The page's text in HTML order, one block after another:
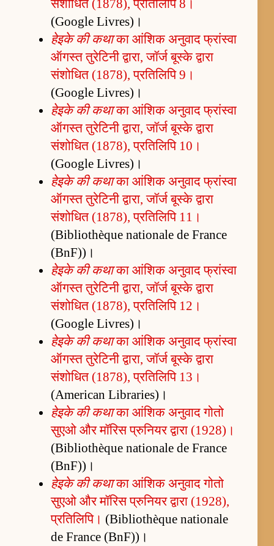
संशोधित (1878), प्रतिलिपि 8।
(Google Livres)।
हेइके की कथाका आंशिक अनुवाद फ्रांस्वा
ऑगस्त तुरेटिनी द्वारा, जॉर्ज बूस्के द्वारा
संशोधित (1878), प्रतिलिपि 9।
(Google Livres)।
हेइके की कथाका आंशिक अनुवाद फ्रांस्वा
ऑगस्त तुरेटिनी द्वारा, जॉर्ज बूस्के द्वारा
संशोधित (1878), प्रतिलिपि 10।
(Google Livres)।
हेइके की कथाका आंशिक अनुवाद फ्रांस्वा
ऑगस्त तुरेटिनी द्वारा, जॉर्ज बूस्के द्वारा
संशोधित (1878), प्रतिलिपि 11।
(Bibliothèque nationale de France
(BnF))।
हेइके की कथाका आंशिक अनुवाद फ्रांस्वा
ऑगस्त तुरेटिनी द्वारा, जॉर्ज बूस्के द्वारा
संशोधित (1878), प्रतिलिपि 12।
(Google Livres)।
हेइके की कथाका आंशिक अनुवाद फ्रांस्वा
ऑगस्त तुरेटिनी द्वारा, जॉर्ज बूस्के द्वारा
संशोधित (1878), प्रतिलिपि 13।
(American Libraries)।
हेइके की कथाका आंशिक अनुवाद गोतो
सुएओ और मॉरिस प्रुनियर द्वारा (1928)।
(Bibliothèque nationale de France
(BnF))।
हेइके की कथाका आंशिक अनुवाद गोतो
सुएओ और मॉरिस प्रुनियर द्वारा (1928),
प्रतिलिपि। (Bibliothèque nationale
de France (BnF))।